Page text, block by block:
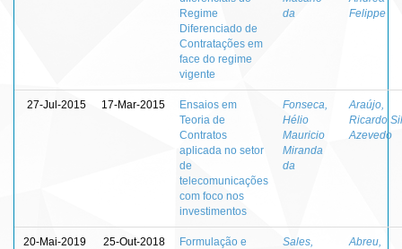
Regime
Diferenciado de
Contratações em
face do regime
vigente
da
Felippe
27-Jul-2015 17-Mar-2015
Ensaios em
Teoria de
Contratos
aplicada no setor
de
telecomunicações
com foco nos
investimentos
Fonseca,
Hélio
Mauricio
Miranda
da
Araújo,
Ricardo
Azevedo
20-Mai-2019 25-Out-2018
Formulação e
Sales,
Abreu,